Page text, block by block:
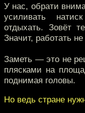
У нас, обрати
усиливать
отдыхать. Зовёт
Значит, работать
Заметь — это не
плясками на
поднимая головы.
Но ведь стране